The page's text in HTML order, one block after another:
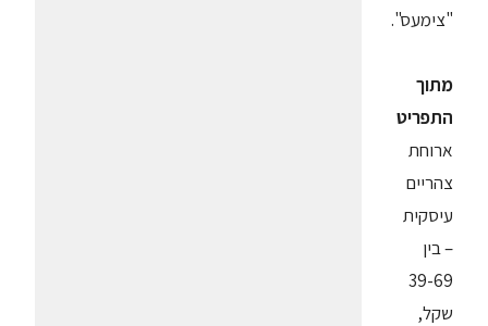
"צימעס".
מתוך
התפריט
ארוחת
צהריים
עיסקית
– בין
39-69
שקל,